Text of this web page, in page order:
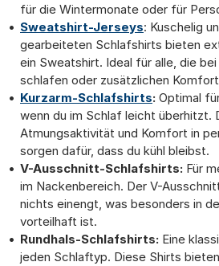
für die Wintermonate oder für
Sweatshirt-Jerseys: Kuschelig
gearbeiteten Schlafshirts bieten
ein Sweatshirt. Ideal für alle, die
schlafen oder zusätzlichen
Kurzarm-Schlafshirts: Optimal
wenn du im Schlaf leicht überhitzt.
Atmungsaktivität und Komfort in
sorgen dafür, dass du kühl bleibst.
V-Ausschnitt-Schlafshirts: Für
im Nackenbereich. Der V-
nichts einengt, was besonders in
vorteilhaft ist.
Rundhals-Schlafshirts: Eine
jeden Schlaftyp. Diese Shirts